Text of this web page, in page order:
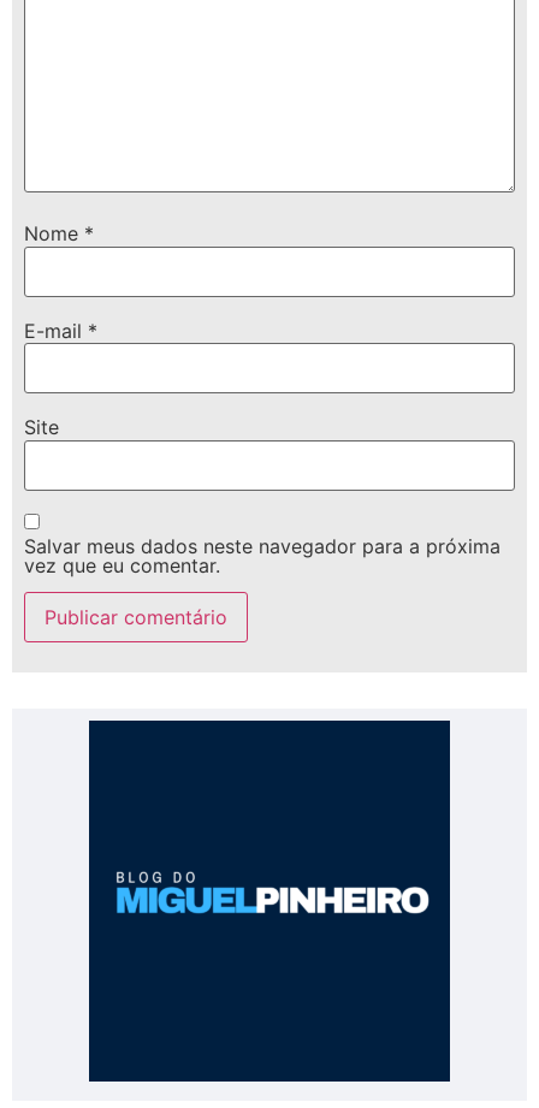
Nome *
E-mail *
Site
Salvar meus dados neste navegador para a próxima
vez que eu comentar.